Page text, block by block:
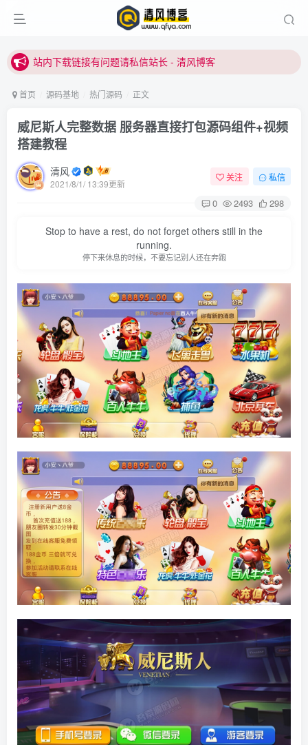
站内下载链接有问题请私信站长 - 清风博客
站内下载链接有问题请私信站长 - 清风博客
首页 源码基地 热门源码 正文
威尼斯人完整数据 服务器直接打包源码组件+视频
搭建教程
清风
2021/8/1/ 13:39更新
关注 私信
0 2493 298
Stop to have a rest, do not forget others still in the
running.
停下来休息的时候，不要忘记别人还在奔跑
没有账号？立即注册
登录密码
记住登录 找回密码| 免密登录
登录
社交账号登录
QQ登录
码云登录
百度登录
使用社交账号登录即表示同意隐私声明